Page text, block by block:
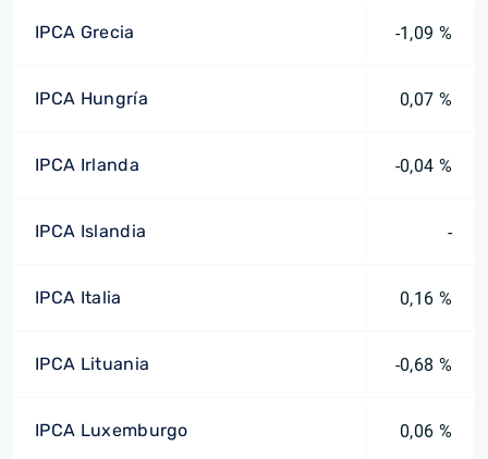
IPCA Grecia -1,09 %
IPCA Hungría 0,07 %
IPCA Irlanda -0,04 %
IPCA Islandia -
IPCA Italia 0,16 %
IPCA Lituania -0,68 %
IPCA Luxemburgo 0,06 %